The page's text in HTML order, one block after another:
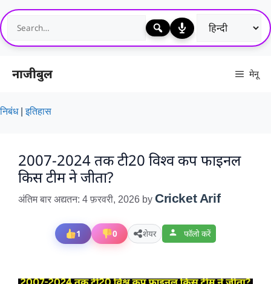
Skip
to
content
नाजीबुल मेनू
निबंध|इतिहास
2007-2024 तक टी20 विश्व कप फाइनल
किस टीम ने जीता?
अंतिम बार अद्यतन: 4 फ़रवरी, 2026 by Cricket Arif
1 0 शेयर फॉलो करें